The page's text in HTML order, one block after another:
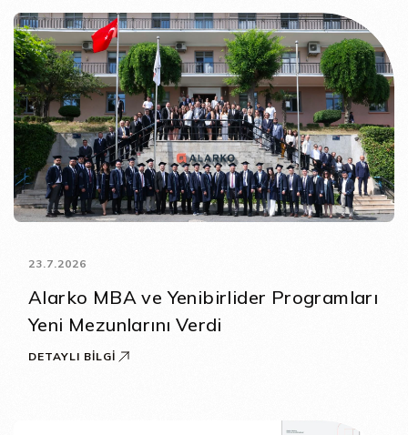
23.7.2026
Alarko MBA ve Yenibirlider Programları
Yeni Mezunlarını Verdi
DETAYLI BILGI